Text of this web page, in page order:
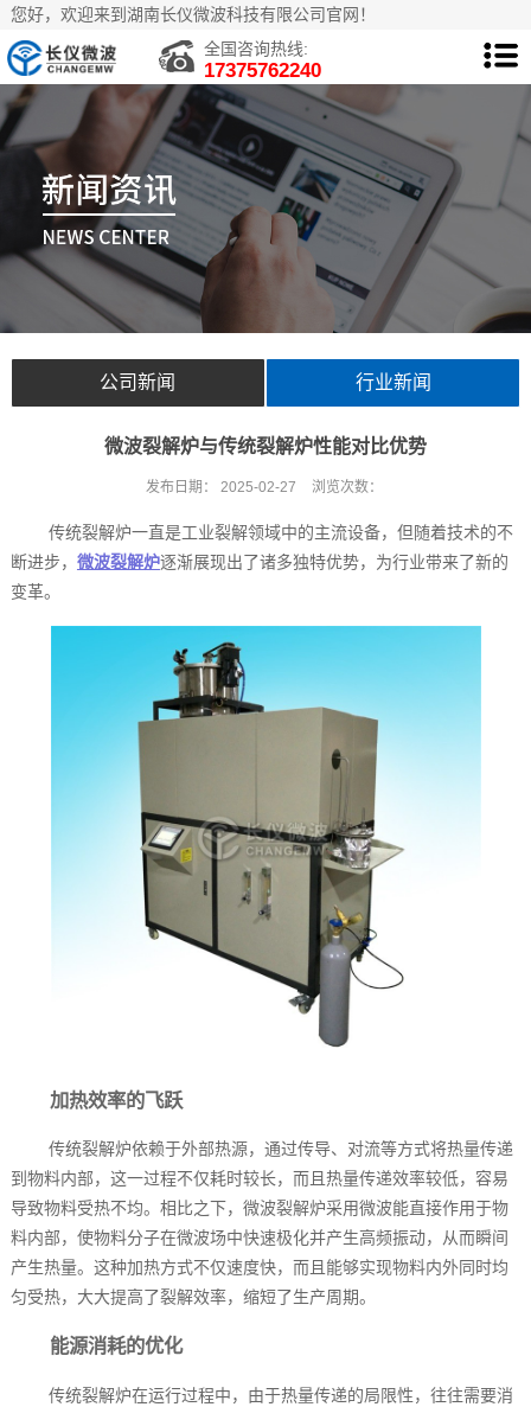
您好，欢迎来到湖南长仪微波科技有限公司官网！
全国咨询热线:
17375762240
公司新闻 行业新闻
微波裂解炉与传统裂解炉性能对比优势
发布日期： 2025-02-27 浏览次数：
传统裂解炉一直是工业裂解领域中的主流设备，但随着技术的不
断进步， 微波裂解炉逐渐展现出了诸多独特优势，为行业带来了新的
变革。
加热效率的飞跃
传统裂解炉依赖于外部热源，通过传导、对流等方式将热量传递
到物料内部，这一过程不仅耗时较长，而且热量传递效率较低，容易
导致物料受热不均。相比之下，微波裂解炉采用微波能直接作用于物
料内部，使物料分子在微波场中快速极化并产生高频振动，从而瞬间
产生热量。这种加热方式不仅速度快，而且能够实现物料内外同时均
匀受热，大大提高了裂解效率，缩短了生产周期。
能源消耗的优化
传统裂解炉在运行过程中，由于热量传递的局限性，往往需要消